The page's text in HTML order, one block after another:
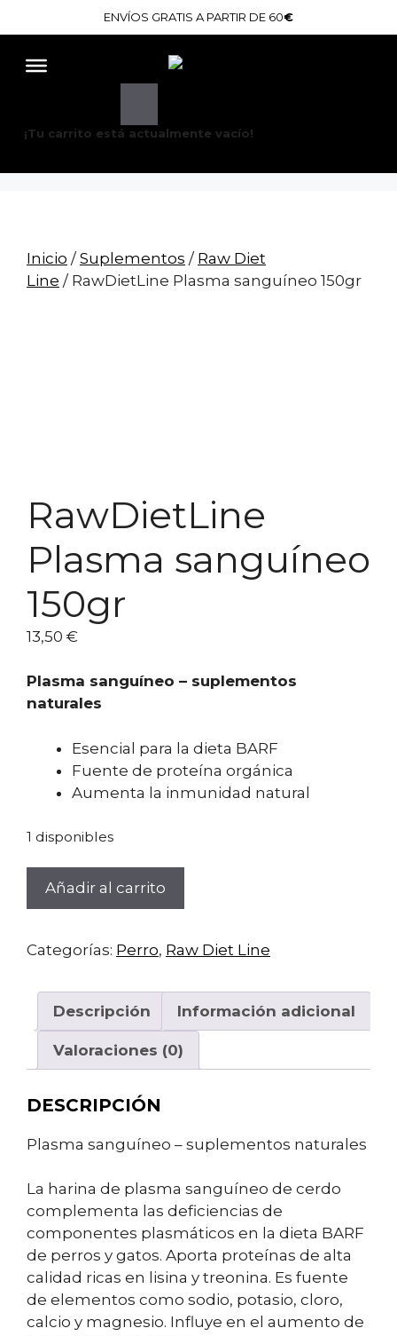
al
contenido
ENVÍOS GRATIS A PARTIR DE 60€
¡Tu carrito está actualmente vacío!
Inicio /Suplementos / Raw Diet
Line / RawDietLine Plasma sanguíneo 150gr
RawDietLine
Plasma sanguíneo
150gr
13,50 €
Plasma sanguíneo – suplementos
naturales
Esencial para la dieta BARF
Fuente de proteína orgánica
Aumenta la inmunidad natural
1 disponibles
RawDietLine
150gr
Añadir al carrito
Categorías: Perro, Raw Diet Line
Descripción Información adicional
Valoraciones (0)
DESCRIPCIÓN
Plasma sanguíneo – suplementos naturales
La harina de plasma sanguíneo de cerdo
complementa las deficiencias de
componentes plasmáticos en la dieta BARF
de perros y gatos. Aporta proteínas de alta
calidad ricas en lisina y treonina. Es fuente
de elementos como sodio, potasio, cloro,
calcio y magnesio. Influye en el aumento de